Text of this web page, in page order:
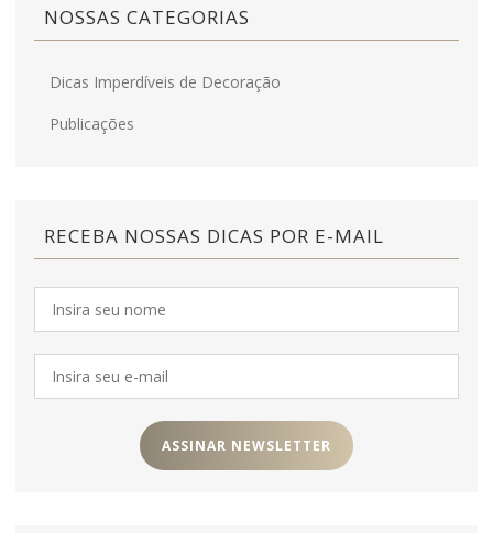
NOSSAS CATEGORIAS
Dicas Imperdíveis de Decoração
Publicações
RECEBA NOSSAS DICAS POR E-MAIL